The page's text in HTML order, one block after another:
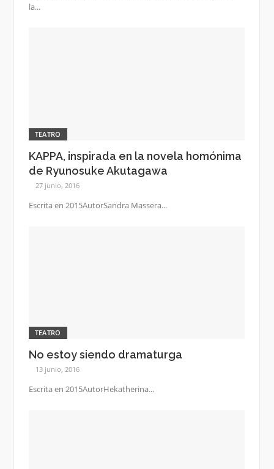
la...
TEATRO
KAPPA, inspirada en la novela homónima
de Ryunosuke Akutagawa
27 junio, 2016
Escrita en 2015AutorSandra Massera...
TEATRO
No estoy siendo dramaturga
13 junio, 2016
Escrita en 2015AutorHekatherina...